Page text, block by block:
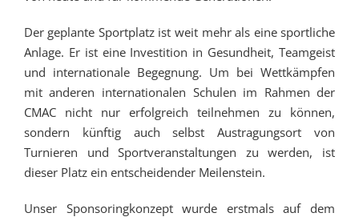
Der geplante Sportplatz ist weit mehr als eine sportliche
Anlage. Er ist eine Investition in Gesundheit, Teamgeist
und internationale Begegnung. Um bei Wettkämpfen
mit anderen internationalen Schulen im Rahmen der
CMAC nicht nur erfolgreich teilnehmen zu können,
sondern künftig auch selbst Austragungsort von
Turnieren und Sportveranstaltungen zu werden, ist
dieser Platz ein entscheidender Meilenstein.
Unser Sponsoringkonzept wurde erstmals auf dem